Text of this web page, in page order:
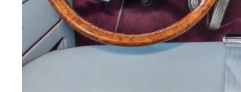
DRIVE Away
MOTO